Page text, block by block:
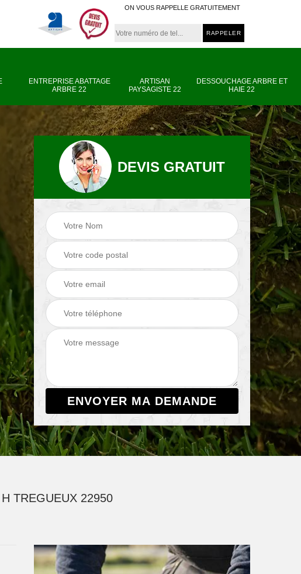
ON VOUS RAPPELLE GRATUITEMENT
ENTREPRISE ABATTAGE
ARBRE 22
ARTISAN
PAYSAGISTE 22
DESSOUCHAGE ARBRE ET
HAIE 22
de
22
Entreprise abattage
arbre 22
Artisan paysagiste
22
DEVIS GRATUIT
TREGUEUX 22950